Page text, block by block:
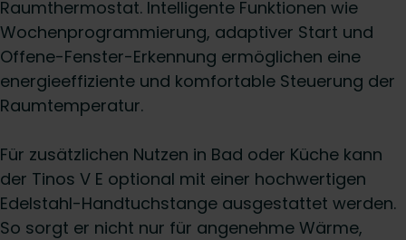
Raumthermostat. Intelligente Funktionen wie
Wochenprogrammierung, adaptiver Start und
Offene-Fenster-Erkennung ermöglichen eine
energieeffiziente und komfortable Steuerung der
Raumtemperatur.
Für zusätzlichen Nutzen in Bad oder Küche kann
der Tinos V E optional mit einer hochwertigen
Edelstahl-Handtuchstange ausgestattet werden.
So sorgt er nicht nur für angenehme Wärme,